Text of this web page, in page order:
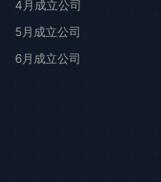
4月成立公司
5月成立公司
6月成立公司